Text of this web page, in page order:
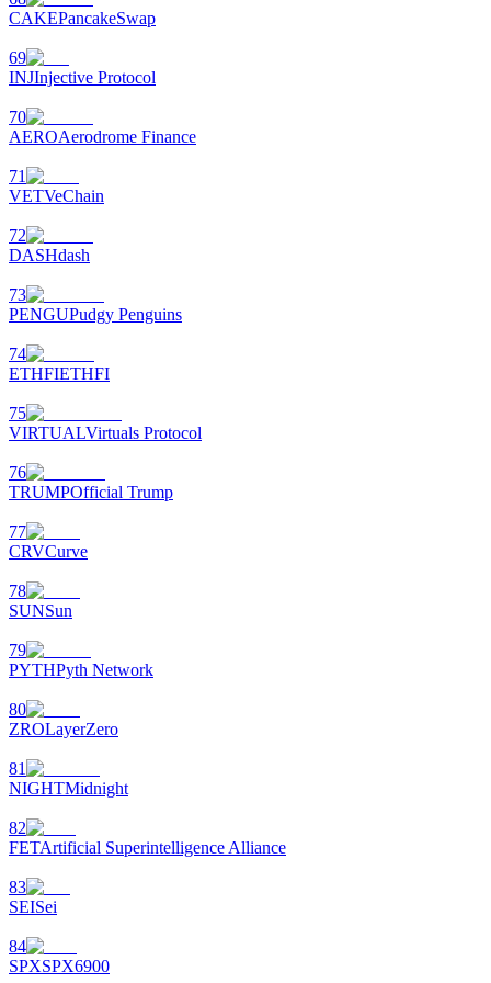
CAKEPancakeSwap
69
INJInjective Protocol
70
AEROAerodrome Finance
71
VETVeChain
72
DASHdash
73
PENGUPudgy Penguins
74
ETHFIETHFI
75
VIRTUALVirtuals Protocol
76
TRUMPOfficial Trump
77
CRVCurve
78
SUNSun
79
PYTHPyth Network
80
ZROLayerZero
81
NIGHTMidnight
82
FETArtificial Superintelligence Alliance
83
SEISei
84
SPXSPX6900